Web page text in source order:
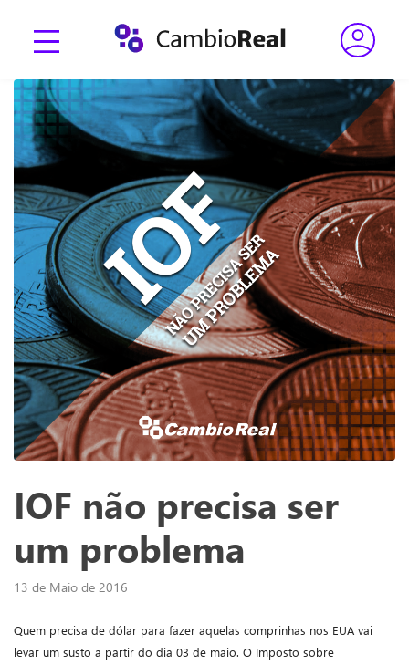
IOF não precisa ser
um problema
13 de Maio de 2016
Quem precisa de dólar para fazer aquelas comprinhas nos EUA vai
levar um susto a partir do dia 03 de maio. O Imposto sobre